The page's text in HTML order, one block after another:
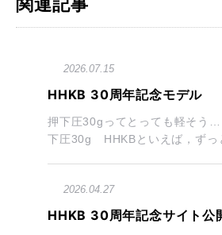
関連記事
2026.07.15
HHKB 30周年記念モデル
押下圧30gってとっても軽そう…
下圧30g HHKBといえば，ずっ
2026.04.27
HHKB 30周年記念サイト公